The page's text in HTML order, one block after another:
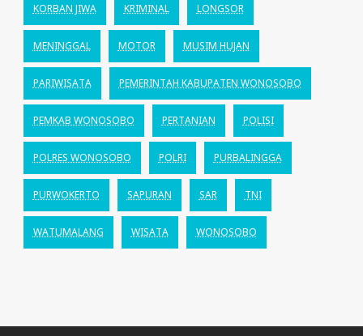
KORBAN JIWA KRIMINAL LONGSOR
MENINGGAL MOTOR MUSIM HUJAN
PARIWISATA PEMERINTAH KABUPATEN WONOSOBO
PEMKAB WONOSOBO PERTANIAN POLISI
POLRES WONOSOBO POLRI PURBALINGGA
PURWOKERTO SAPURAN SAR TNI
WATUMALANG WISATA WONOSOBO